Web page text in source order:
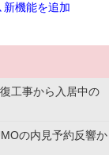
新機能を追加
工事から入居中の
の内見予約反響か